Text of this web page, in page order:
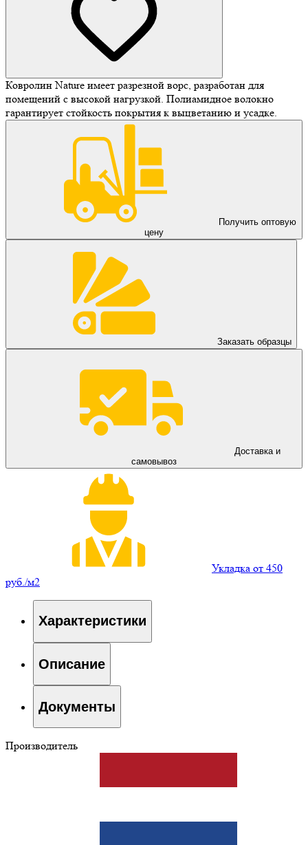
Ковролин Nature имеет разрезной ворс, разработан для
помещений с высокой нагрузкой. Полиамидное волокно
гарантирует стойкость покрытия к выцветанию и усадке.
Получить оптовую
цену
Заказать образцы
Доставка и
самовывоз
Укладка от 450
руб./м2
Характеристики
Описание
Документы
Производитель